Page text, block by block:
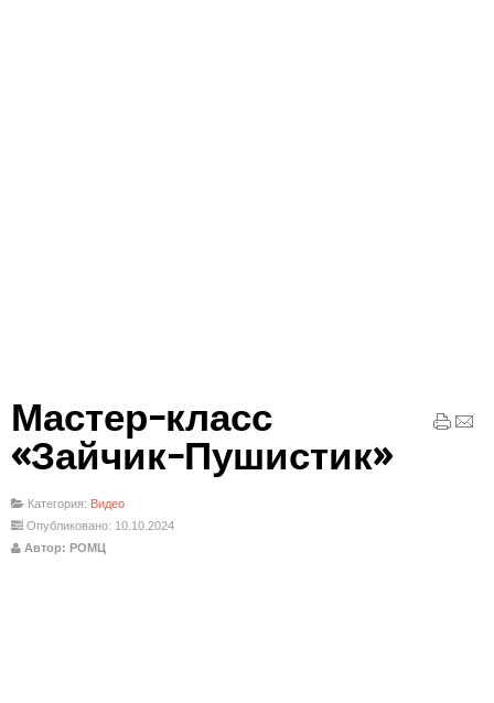
Мастер-класс
«Зайчик-Пушистик»
Категория: Видео
Опубликовано: 10.10.2024
Автор: РОМЦ